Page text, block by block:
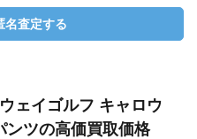
ェイゴルフ キャロウ
ンツの高価買取価格